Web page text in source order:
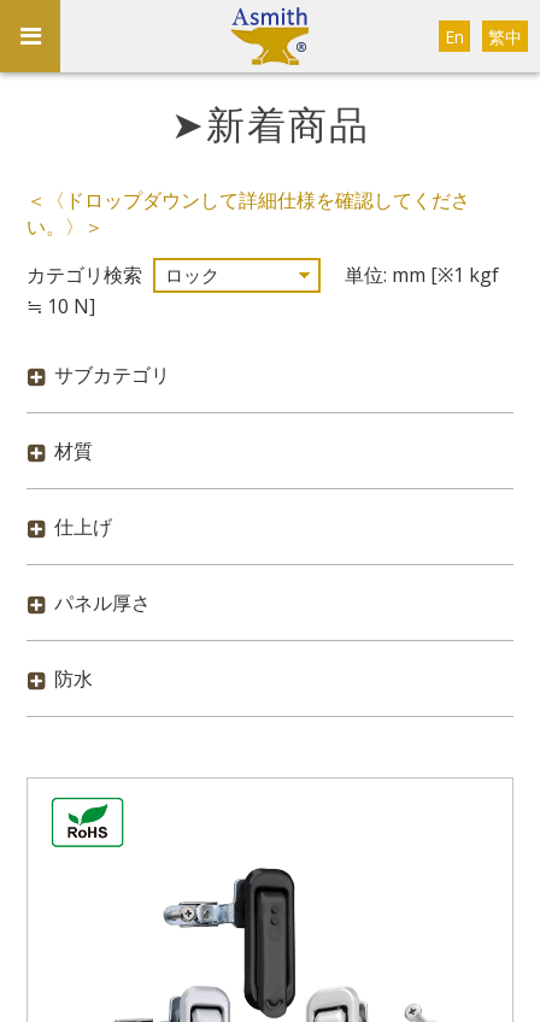
繁中
En
➤新着商品
＜〈ドロップダウンして詳細仕様を確認してくださ
い。〉＞
カテゴリ検索
単位: mm [※1 kgf
≒ 10 N]
サブカテゴリ
材質
仕上げ
パネル厚さ
防水